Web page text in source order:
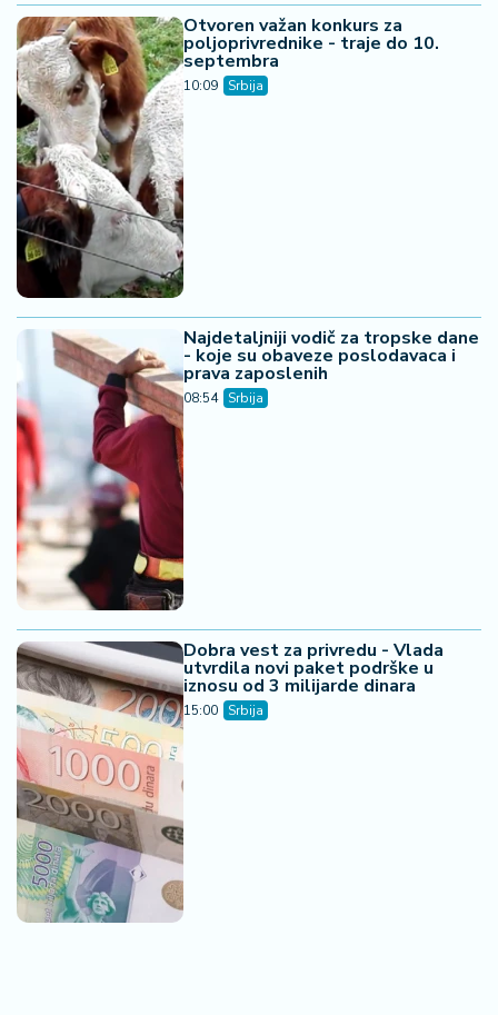
Otvoren važan konkurs za
poljoprivrednike - traje do 10.
septembra
10:09 Srbija
Najdetaljniji vodič za tropske dane
- koje su obaveze poslodavaca i
prava zaposlenih
08:54 Srbija
Dobra vest za privredu - Vlada
utvrdila novi paket podrške u
iznosu od 3 milijarde dinara
15:00 Srbija